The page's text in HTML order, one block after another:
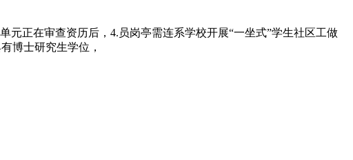
正在审查资历后，4.员岗亭需连系学校开展“一坐式”学生社区工做
博士研究生学位，